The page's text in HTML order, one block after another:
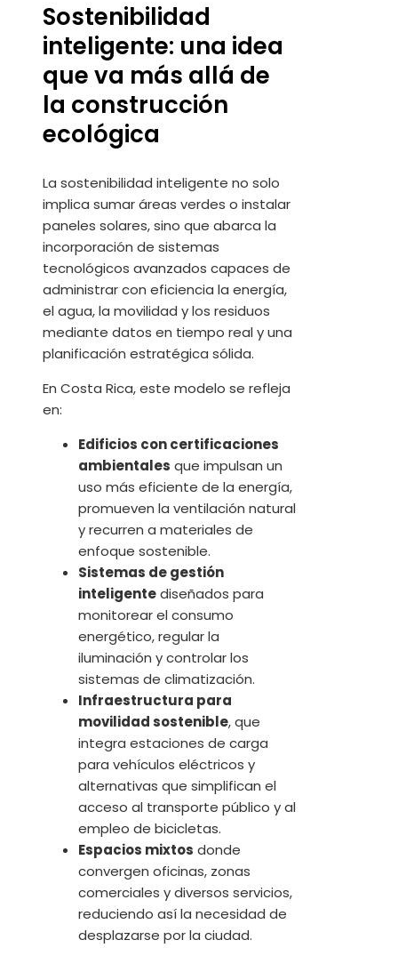
Sostenibilidad
inteligente: una idea
que va más allá de
la construcción
ecológica
La sostenibilidad inteligente no solo
implica sumar áreas verdes o instalar
paneles solares, sino que abarca la
incorporación de sistemas
tecnológicos avanzados capaces de
administrar con eficiencia la energía,
el agua, la movilidad y los residuos
mediante datos en tiempo real y una
planificación estratégica sólida.
En Costa Rica, este modelo se refleja
en:
Edificios con certificaciones
ambientales que impulsan un
uso más eficiente de la energía,
promueven la ventilación natural
y recurren a materiales de
enfoque sostenible.
Sistemas de gestión
inteligentediseñados para
monitorear el consumo
energético, regular la
iluminación y controlar los
sistemas de climatización.
Infraestructura para
movilidad sostenible, que
integra estaciones de carga
para vehículos eléctricos y
alternativas que simplifican el
acceso al transporte público y al
empleo de bicicletas.
Espacios mixtos donde
convergen oficinas, zonas
comerciales y diversos servicios,
reduciendo así la necesidad de
desplazarse por la ciudad.